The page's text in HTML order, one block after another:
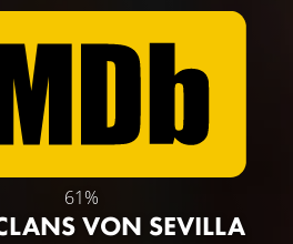
61%
VON SEVILLA